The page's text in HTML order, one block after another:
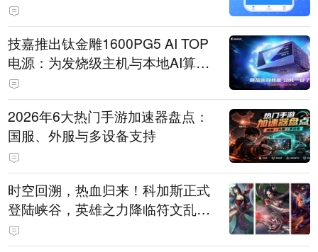
技嘉推出钛金雕1600PG5 AI TOP
电源：为发烧级主机与本地AI算力
打造旗舰供电方案
2026年6大热门手游加速器盘点：
国服、外服与多设备支持
时空回溯，热血归来！科加斯正式
登陆峡谷，英雄之力降临符文乱
斗！